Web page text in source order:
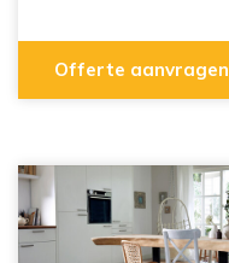
Offerte aanvragen